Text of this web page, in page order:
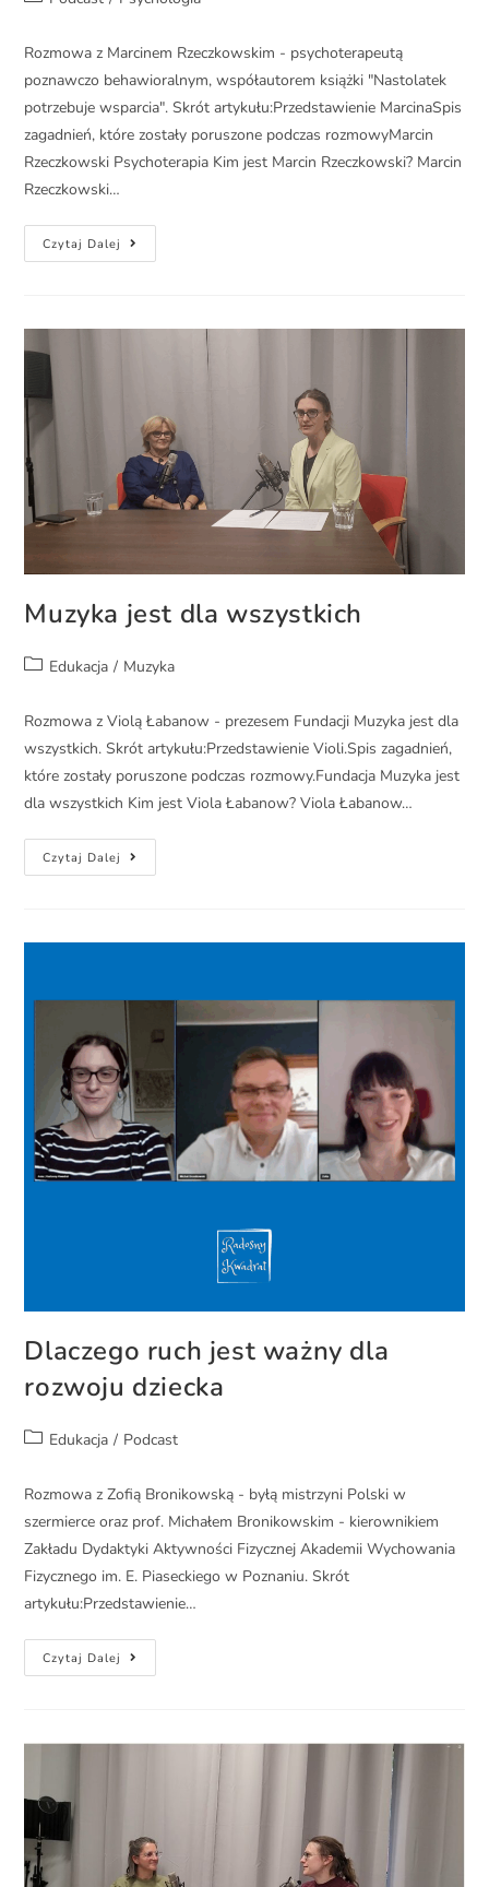
Rozmowa z Marcinem Rzeczkowskim - psychoterapeutą
poznawczo behawioralnym, współautorem książki "Nastolatek
potrzebuje wsparcia". Skrót artykułu:Przedstawienie MarcinaSpis
zagadnień, które zostały poruszone podczas rozmowyMarcin
Rzeczkowski Psychoterapia Kim jest Marcin Rzeczkowski? Marcin
Rzeczkowski…
Czytaj Dalej
Muzyka jest dla wszystkich
Edukacja / Muzyka
Rozmowa z Violą Łabanow - prezesem Fundacji Muzyka jest dla
wszystkich. Skrót artykułu:Przedstawienie Violi.Spis zagadnień,
które zostały poruszone podczas rozmowy.Fundacja Muzyka jest
dla wszystkich Kim jest Viola Łabanow? Viola Łabanow…
Czytaj Dalej
Dlaczego ruch jest ważny dla
rozwoju dziecka
Edukacja / Podcast
Rozmowa z Zofią Bronikowską - byłą mistrzyni Polski w
szermierce oraz prof. Michałem Bronikowskim - kierownikiem
Zakładu Dydaktyki Aktywności Fizycznej Akademii Wychowania
Fizycznego im. E. Piaseckiego w Poznaniu. Skrót
artykułu:Przedstawienie…
Czytaj Dalej